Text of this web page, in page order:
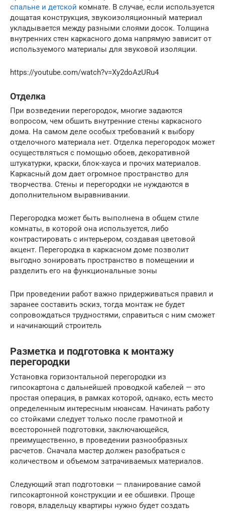
спальне и детской комнате. В случае, если используется
дощатая конструкция, звукоизоляционный материал
укладывается между разными слоями досок. Толщина
внутренних стен каркасного дома напрямую зависит от
используемого материалы для звуковой изоляции.
https://youtube.com/watch?v=Xy2doAzURu4
Отделка
При возведении перегородок, многие задаются
вопросом, чем обшить внутренние стены каркасного
дома. На самом деле особых требований к выбору
отделочного материала нет. Отделка перегородок может
осуществляться с помощью обоев, декоративной
штукатурки, краски, блок-хауса и прочих материалов.
Каркасный дом дает огромное пространство для
творчества. Стены и перегородки не нуждаются в
дополнительном выравнивании.
Перегородка может быть выполнена в общем стиле
комнаты, в которой она используется, либо
контрастировать с интерьером, создавая цветовой
акцент. Перегородка в каркасном доме позволит
выгодно зонировать пространство в помещении и
разделить его на функциональные зоны
При проведении работ важно придерживаться правил и
заранее составить эскиз, тогда монтаж не будет
сопровождаться трудностями, справиться с ним сможет
и начинающий строитель
Разметка и подготовка к монтажу
перегородки
Установка горизонтальной перегородки из
гипсокартона с дальнейшей проводкой кабелей — это
простая операция, в рамках которой, однако, есть место
определенным интересным нюансам. Начинать работу
со стойками следует только после грамотной и
всесторонней подготовки, заключающейся,
преимущественно, в проведении разнообразных
расчетов. Сначала мастер должен разобраться с
количеством и объемом затрачиваемых материалов.
Следующий этап подготовки — планирование самой
гипсокартонной конструкции и ее обшивки. Проще
говоря, владельцу квартиры нужно будет создать